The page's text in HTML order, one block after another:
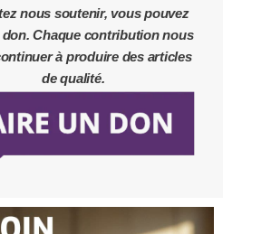
nous soutenir, vous pouvez
Chaque contribution nous
à produire des articles
de qualité.